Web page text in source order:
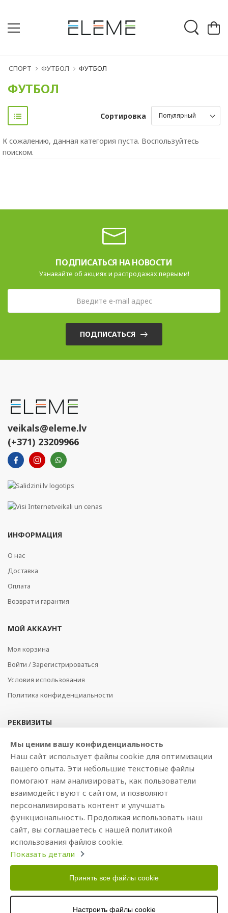
СПОРТ ФУТБОЛ ФУТБОЛ
ФУТБОЛ
Сортировка
К сожалению, данная категория пуста. Воспользуйтесь
поиском.
ПОДПИСАТЬСЯ НА НОВОСТИ
Узнавайте об акциях и распродажах первыми!
ПОДПИСАТЬСЯ
veikals@eleme.lv
(+371) 23209966
ИНФОРМАЦИЯ
О нас
Доставка
Оплата
Возврат и гарантия
МОЙ АККАУНТ
Моя корзина
Войти / Зарегистрироваться
Условия использования
Политика конфиденциальности
РЕКВИЗИТЫ
SIA BAJTEL.LV
Reģ Nr. 40003979897
Brīvības gatve 214b, Rīga, LV-1039, Latvija
AS Swedbank, HABALV22
LV53HABA0551019240274
Мы ценим вашу конфиденциальность
Наш сайт использует файлы cookie для оптимизации
вашего опыта. Эти небольшие текстовые файлы
помогают нам анализировать, как пользователи
взаимодействуют с сайтом, и позволяют
персонализировать контент и улучшать
функциональность. Продолжая использовать наш
сайт, вы соглашаетесь с нашей политикой
использования файлов cookie.
Показать детали
Принять все файлы cookie
Настроить файлы cookie